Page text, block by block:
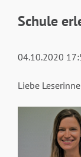
Schule
04.10.2020
Liebe